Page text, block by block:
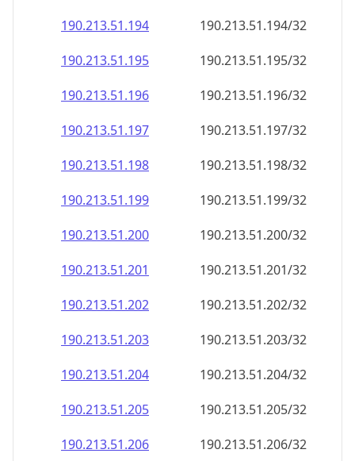
190.213.51.194
190.213.51.194/32
190.213.51.195
190.213.51.195/32
190.213.51.196
190.213.51.196/32
190.213.51.197
190.213.51.197/32
190.213.51.198
190.213.51.198/32
190.213.51.199
190.213.51.199/32
190.213.51.200
190.213.51.200/32
190.213.51.201
190.213.51.201/32
190.213.51.202
190.213.51.202/32
190.213.51.203
190.213.51.203/32
190.213.51.204
190.213.51.204/32
190.213.51.205
190.213.51.205/32
190.213.51.206
190.213.51.206/32